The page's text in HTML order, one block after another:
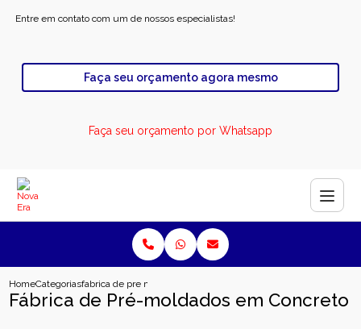
Entre em contato com um de nossos especialistas!
Faça seu orçamento agora mesmo
Faça seu orçamento por Whatsapp
HomeCategoriasfabrica de pre moldados em concreto
Fábrica de Pré-moldados em Concreto